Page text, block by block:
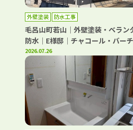
外壁塗装 防水工事
毛呂山町若山｜外壁塗装・ベラン
防水｜E様邸｜チャコール・バー
レー仕上げ
2026.07.26